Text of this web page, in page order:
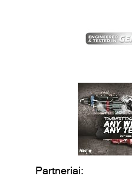
Partneriai: